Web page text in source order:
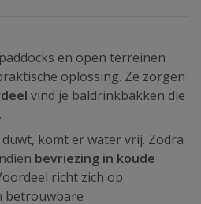
en open terreinen
oplossing. Ze zorgen
vind je baldrinkbakken die
komt er water vrij. Zodra
bevriezing in koude
richt zich op
betrouwbare